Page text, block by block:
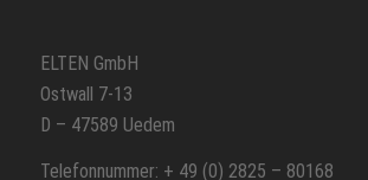
ELTEN GmbH
Ostwall 7-13
D – 47589 Uedem
Telefonnummer: + 49 (0) 2825 – 80168